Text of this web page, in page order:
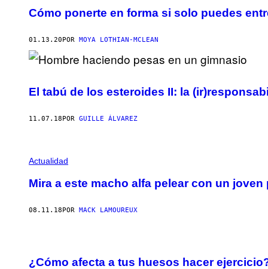
Cómo ponerte en forma si solo puedes
01.13.20 POR MOYA LOTHIAN-MCLEAN
El tabú de los esteroides II: la
11.07.18POR GUILLE ÁLVAREZ
Actualidad
Mira a este macho alfa pelear con un
08.11.18 POR MACK LAMOUREUX
¿Cómo afecta a tus huesos hacer